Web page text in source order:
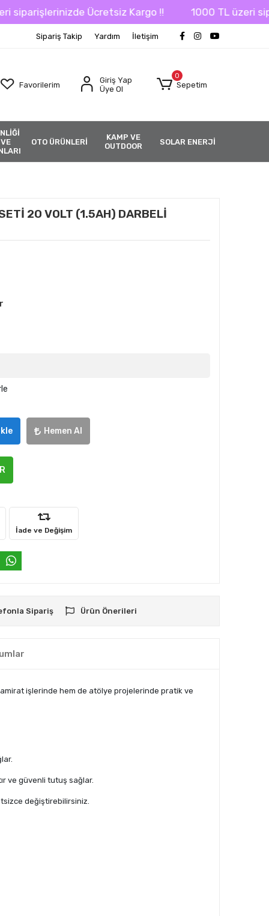
Ücretsiz Kargo !! 1000 TL üzeri
Sipariş Takip Yardım İletişim
Favorilerim
Giriş Yap
Üye Ol
0
Sepetim
OTO ÜRÜNLERİ
KAMP VE
OUTDOOR
SOLAR ENERJİ
20 VOLT (1.5AH) DARBELİ
Hemen Al
İade ve Değişim
Sipariş Ürün Önerileri
işlerinde hem de atölye projelerinde pratik ve
ve güvenli tutuş sağlar.
değiştirebilirsiniz.